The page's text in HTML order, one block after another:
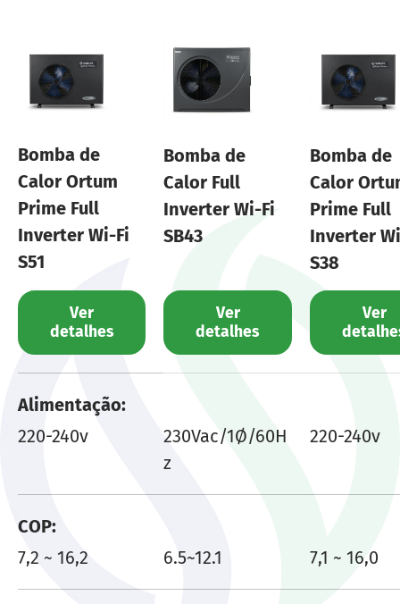
Bomba de
Calor Ortum
Prime Full
Inverter Wi-Fi
S51
Ver
detalhes
Bomba de
Calor Full
Inverter Wi-Fi
SB43
Ver
detalhes
Bomba de
Calor
Prime Full
Inverter
S38
Ver
Alimentação
220-240v
230Vac/1Ø/60H
z
220-240v
COP
7,2 ~ 16,2
6.5~12.1 7,1 ~ 16,0